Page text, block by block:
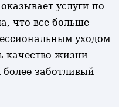
услуги по
что все больше
уходом
качество жизни
заботливый